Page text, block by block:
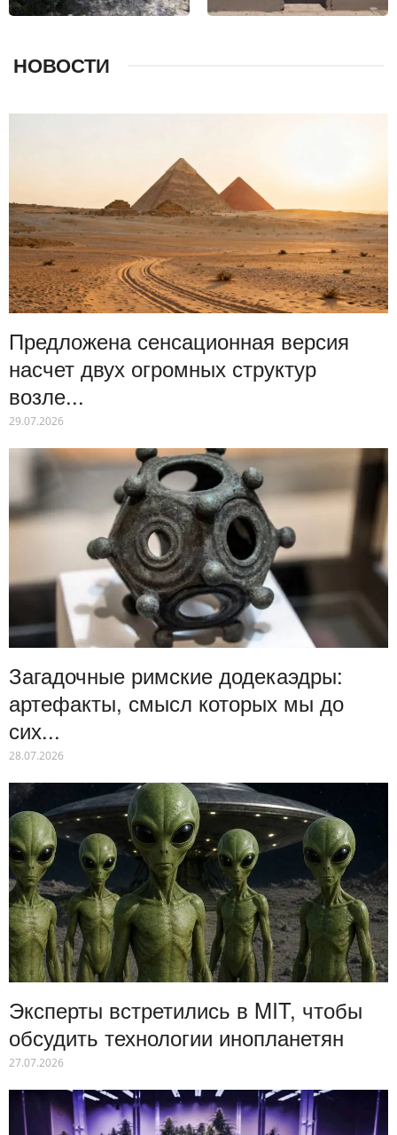
НОВОСТИ
Предложена сенсационная версия
насчет двух огромных структур
возле...
29.07.2026
Загадочные римские додекаэдры:
артефакты, смысл которых мы до
сих...
28.07.2026
Эксперты встретились в MIT, чтобы
обсудить технологии инопланетян
27.07.2026